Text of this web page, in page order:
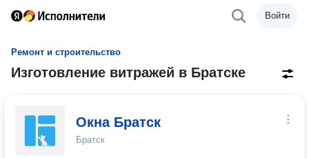
Войти
Ремонт и строительство
Изготовление витражей в Братске
Окна Братск
Братск